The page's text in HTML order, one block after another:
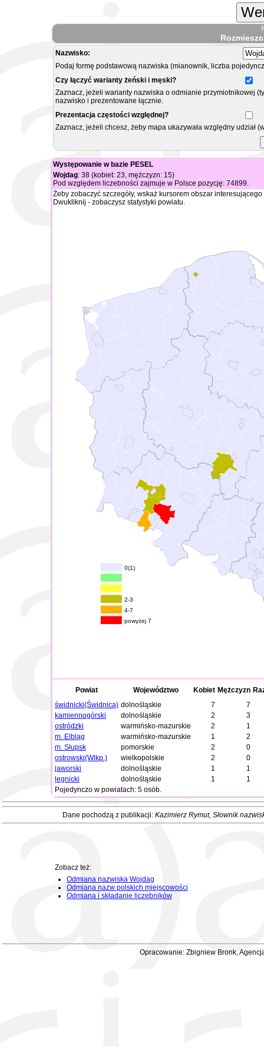
Nazwisko:
Podaj formę podstawową nazwiska (mianownik, liczba
Czy łączyć warianty żeński i męski?
Zaznacz, jeżeli warianty nazwiska o odmianie przymiotnikowej
nazwisko i prezentowane łącznie.
Prezentacja częstości względnej?
Zaznacz, jeżeli chcesz, żeby mapa ukazywała względny
Występowanie w bazie PESEL
Wojdag: 38 (kobiet: 23, mężczyzn: 15)
Pod względem liczebności zajmuje w Polsce pozycję: 74899.
Żeby zobaczyć szczegóły, wskaż kursorem obszar
Dwukliknij - zobaczysz statystyki powiatu.
0(1)
2-3
4-7
powyżej 7
Powiat Województwo Kobiet Mężczyzn
świdnicki(Świdnica) dolnośląskie 7
7
kamiennogórski
dolnośląskie 2
3
ostródzki
warmińsko-mazurskie 2
1
m. Elbląg
warmińsko-mazurskie 1
2
m. Słupsk
pomorskie 2
0
ostrowski(Wlkp.)
wielkopolskie 2
0
jaworski
dolnośląskie 1
1
legnicki
dolnośląskie 1
1
Pojedynczo w powiatach: 5 osób.
Dane pochodzą z publikacji: Kazimierz Rymut, Słownik
Zobacz też:
Odmiana nazwiska Wojdag
Odmiana nazw polskich miejscowości
Odmiana i składanie liczebników
Opracowanie: Zbigniew Bronk,